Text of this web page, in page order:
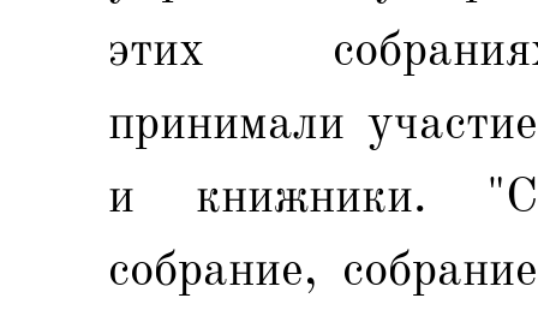
этих
принимали
и книжники.
собрание,